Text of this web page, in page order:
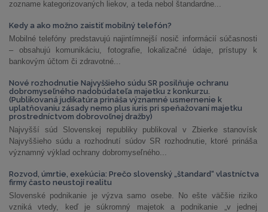
zozname kategorizovaných liekov, a teda nebol štandardne...
Kedy a ako možno zaistiť mobilný telefón?
Mobilné telefóny predstavujú najintímnejší nosič informácií súčasnosti
– obsahujú komunikáciu, fotografie, lokalizačné údaje, prístupy k
bankovým účtom či zdravotné...
Nové rozhodnutie Najvyššieho súdu SR posilňuje ochranu
dobromyseľného nadobúdateľa majetku z konkurzu.
(Publikovaná judikatúra prináša významné usmernenie k
uplatňovaniu zásady nemo plus iuris pri speňažovaní majetku
prostredníctvom dobrovoľnej dražby)
Najvyšší súd Slovenskej republiky publikoval v Zbierke stanovísk
Najvyššieho súdu a rozhodnutí súdov SR rozhodnutie, ktoré prináša
významný výklad ochrany dobromyseľného...
Rozvod, úmrtie, exekúcia: Prečo slovenský „štandard“ vlastníctva
firmy často neustojí realitu
Slovenské podnikanie je výzva samo osebe. No ešte väčšie riziko
vzniká vtedy, keď je súkromný majetok a podnikanie „v jednej